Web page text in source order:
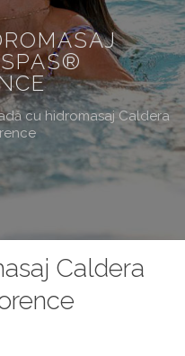
cu hidromasaj Caldera
Caldera